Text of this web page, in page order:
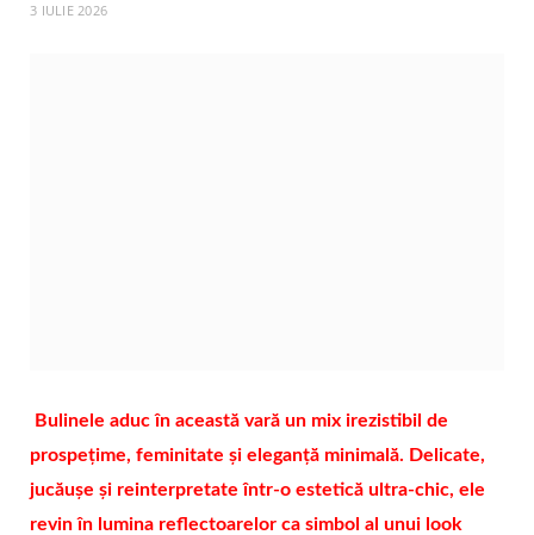
3 IULIE 2026
Bulinele aduc în această vară un mix irezistibil de
prospețime, feminitate și eleganță minimală. Delicate,
jucăușe și reinterpretate într‑o estetică ultra‑chic, ele
revin în lumina reflectoarelor ca simbol al unui look